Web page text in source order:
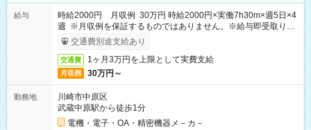
給与
時給2000円 月収例 30万円 時給2000円×実働7h30m×週5日×4
週 ※月収例を保証するものではありません。※給与即受取りサ
ービス利用可（利用条件有）
交通費別途支給あり
交通費 1ヶ月3万円を上限として実費支給
月収例 30万円～
勤務地
川崎市中原区
武蔵中原駅から徒歩1分
電機・電子・OA・精密機器メ－カ－